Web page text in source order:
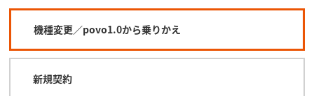
機種変更／povo1.0から乗りかえ
新規契約